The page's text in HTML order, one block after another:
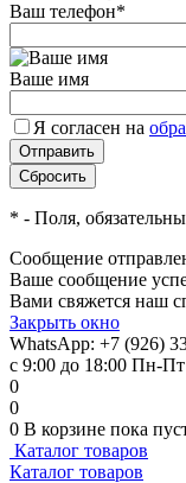
Ваш телефон*
Ваше имя
Я согласен на
* - Поля,
Сообщение
Ваше сообщение
Вами свяжется наш
Закрыть окно
WhatsApp: +7 (926)
с 9:00 до 18:00 Пн-Пт
0
0
0 В корзине пока
Каталог товаров
Каталог товаров